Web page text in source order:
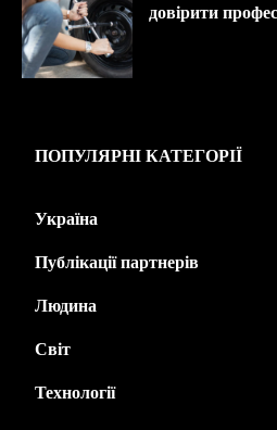
довірити
ПОПУЛЯРНІ КАТЕГОРІЇ
Україна
Публікації партнерів
Людина
Світ
Технології